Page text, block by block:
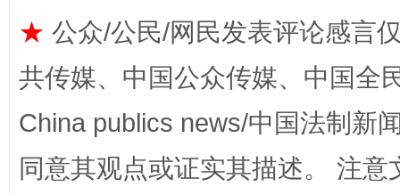
全民健身五年计划来了！等你上场
★ 公众/公民/网民发表评论感言
共传媒、中国公众传媒、中国全
China publics news/中国法制新
同意其观点或证实其描述。 注